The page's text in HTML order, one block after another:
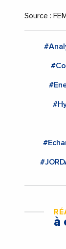
Source :
à